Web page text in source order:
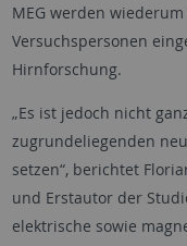
MEG werden
Versuchspersonen
Hirnforschung.
„Es ist jedoch nicht
zugrundeliegenden
setzen“, berichtet
und Erstautor der
elektrische sowie